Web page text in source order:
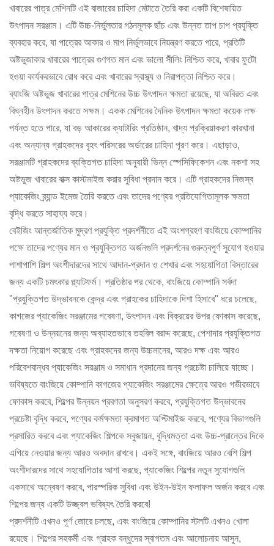
খাবারের পাত্র মেশিনটি এই বাজারের চাহিদা মেটাতে তৈরি করা একটি বিশেষায়িত
উৎপাদন সরঞ্জাম। এটি উচ্চ-নির্ভুলতার গঠনমূলক ছাঁচ এবং উন্নত তাপ চাপ প্রযুক্তি
ব্যবহার করে, যা পাত্রের আকার ও মাপ নির্ভুলভাবে নিয়ন্ত্রণ করতে পারে, প্রতিটি
অষ্টভুজাকার খাবারের পাত্রের গুণগত মান এবং ভালো সীলিং নিশ্চিত করে, খাবার ফুটো
হওয়া কার্যকরভাবে রোধ করে এবং খাবারের স্বাস্থ্য ও নিরাপত্তা নিশ্চিত করে।
ব্যাংজি অষ্টভুজ খাবারের পাত্র মেশিনের উচ্চ উৎপাদন ক্ষমতা রয়েছে, যা অবিরত এবং
বিঘ্নহীন উৎপাদন করতে সক্ষম। একক মেশিনের দৈনিক উৎপাদন ক্ষমতা কয়েক লক্ষ
পর্যন্ত হতে পারে, যা বড় আকারের ক্যাটারিং প্রতিষ্ঠান, খাদ্য প্রক্রিয়াকরণ কারখানা
এবং অন্যান্য গ্রাহকদের বৃহৎ পরিসরের অর্ডারের চাহিদা পূরণ করে। এছাড়াও,
সরঞ্জামটি গ্রাহকদের ব্যক্তিগত চাহিদা অনুযায়ী ভিন্ন স্পেসিফিকেশন এবং নকশা সহ
অষ্টভুজ খাবারের বাক্স কাস্টমাইজ করার সুবিধা প্রদান করে। এটি গ্রাহকদের নিজস্ব
প্যাকেজিং ব্র্যান্ড ইমেজ তৈরি করতে এবং তাদের পণ্যের প্রতিযোগিতামূলক ক্ষমতা
বৃদ্ধি করতে সাহায্য করে।
বেইজিং আন্তর্জাতিক মুদ্রণ প্রযুক্তি প্রদর্শনীতে এই অংশগ্রহণ বাংজিয়ে কোম্পানির
পক্ষে তাদের পণ্যের মান ও প্রযুক্তিগত অর্জনগুলি প্রদর্শনের গুরুত্বপূর্ণ সুযোগ হওয়ার
পাশাপাশি শিল্প অংশীদারদের সাথে আদান-প্রদান ও শেখার এবং সহযোগিতা বিস্তারের
জন্য একটি চমৎকার প্ল্যাটফর্ম। প্রতিষ্ঠার পর থেকে, বাংজিয়ে কোম্পানি সর্বদা
"প্রযুক্তিগত উদ্ভাবনকে কেন্দ্র এবং গ্রাহকের চাহিদাকে দিশা হিসাবে" ধরে চলেছে,
কাগজের প্যাকেজিং সরঞ্জামের গবেষণা, উৎপাদন এবং বিক্রয়ের উপর ফোকাস করেছে,
গবেষণা ও উন্নয়নের জন্য অব্যাহতভাবে তহবিল বরাদ্দ করেছে, পেশাদার প্রযুক্তিগত
দক্ষতা নিয়োগ করেছে এবং গ্রাহকদের জন্য উচ্চমানের, আরও দক্ষ এবং আরও
পরিবেশবান্ধব প্যাকেজিং সরঞ্জাম ও সমাধান প্রদানের জন্য প্রচেষ্টা চালিয়ে যাচ্ছে।
ভবিষ্যতে বাংজিয়ে কোম্পানি কাগজের প্যাকেজিং সরঞ্জামের ক্ষেত্রে আরও গভীরভাবে
ফোকাস করবে, শিল্পের উন্নয়ন প্রবণতা অনুসরণ করবে, প্রযুক্তিগত উদ্ভাবনের
প্রচেষ্টা বৃদ্ধি করবে, পণ্যের কর্মক্ষমতা ক্রমাগত অপ্টিমাইজ করবে, পণ্যের বিভাগগুলি
প্রসারিত করবে এবং প্যাকেজিং শিল্পকে সবুজায়ন, বুদ্ধিমত্তা এবং উচ্চ-প্রান্তের দিকে
এগিয়ে নেওয়ার জন্য আরও অবদান রাখবে। একই সঙ্গে, বাংজিয়ে আরও বেশি শিল্প
অংশীদারদের সাথে সহযোগিতার আশা করছে, প্যাকেজিং শিল্পের নতুন সুযোগগুলি
একসাথে অন্বেষণ করবে, পারস্পরিক সুবিধা এবং উইন-উইন ফলাফল অর্জন করবে এবং
শিল্পের জন্য একটি উজ্জ্বল ভবিষ্যৎ তৈরি করবে!
প্রদর্শনীটি এখনও পূর্ণ জোরে চলছে, এবং বাংজিয়ে কোম্পানির স্টলটি এখনও খোলা
রয়েছে। শিল্পের সহকর্মী এবং গ্রাহক বন্ধুদের স্বাগতম এবং আলোচনায় আসুন,